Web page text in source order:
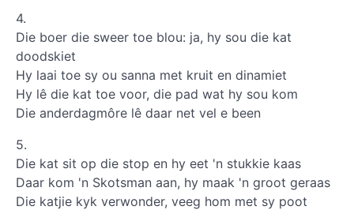
4.
Die boer die sweer toe blou: ja, hy sou die kat
doodskiet
Hy laai toe sy ou sanna met kruit en dinamiet
Hy lê die kat toe voor, die pad wat hy sou kom
Die anderdagmôre lê daar net vel e been
5.
Die kat sit op die stop en hy eet 'n stukkie kaas
Daar kom 'n Skotsman aan, hy maak 'n groot geraas
Die katjie kyk verwonder, veeg hom met sy poot